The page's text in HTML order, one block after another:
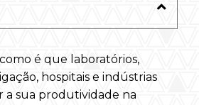
é que laboratórios,
hospitais e indústrias
sua produtividade na